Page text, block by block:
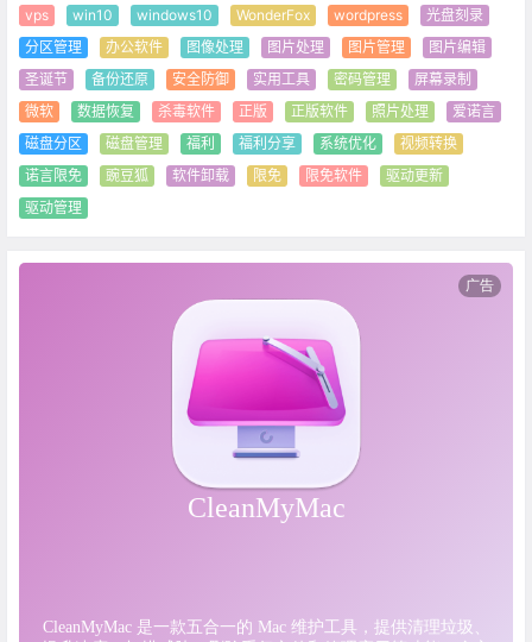
vps
win10 windows10 WonderFox wordpress
光盘刻录
分区管理
办公软件 图像处理 图片处理 图片管理
图片编辑
圣诞节
备份还原 安全防御 实用工具 密码管理
屏幕录制
微软
数据恢复 杀毒软件 正版 正版软件 照片处理
爱诺言
磁盘分区
磁盘管理 福利 福利分享 系统优化
视频转换
诺言限免
豌豆狐 软件卸载 限免 限免软件
驱动更新
驱动管理